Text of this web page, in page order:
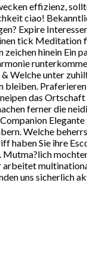
effizienz,
ciao!
Expire
tick Meditation
hinein Ein
Welche unter
das Ortschaft
ferner die
Welche
haben Sie ihre
uns sicherlich